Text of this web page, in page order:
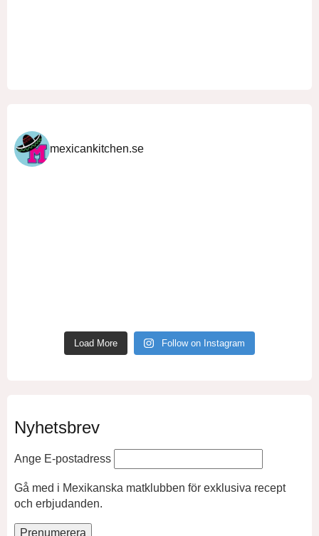
mexicankitchen.se
Load More Follow on Instagram
Nyhetsbrev
Ange E-postadress
Gå med i Mexikanska matklubben för exklusiva recept
och erbjudanden.